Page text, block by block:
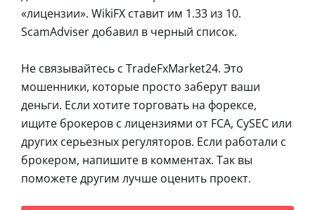
«лицензии». WikiFX ставит им 1.33 из 10.
ScamAdviser добавил в черный список.
Не связывайтесь с TradeFxMarket24. Это
мошенники, которые просто заберут ваши
деньги. Если хотите торговать на форексе,
ищите брокеров с лицензиями от FCA, CySEC или
других серьезных регуляторов. Если работали с
брокером, напишите в комментах. Так вы
поможете другим лучше оценить проект.